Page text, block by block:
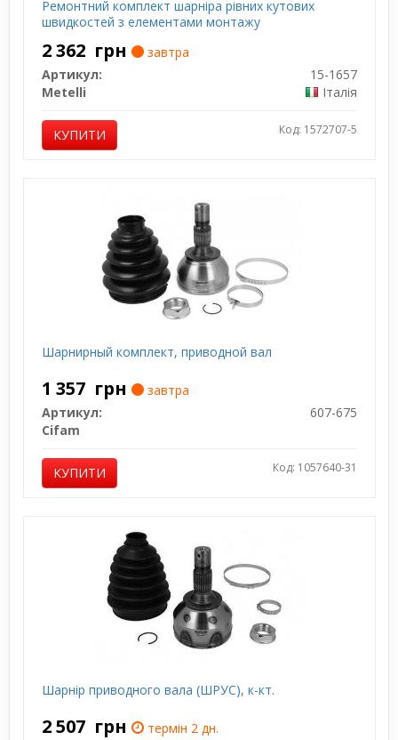
Ремонтний комплект шарніра рівних кутових
швидкостей з елементами монтажу
2 362 грн
завтра
Артикул:
15-1657
Metelli
Італія
КУПИТИ Код: 1572707-5
Шарнирный комплект, приводной вал
1 357 грн
завтра
Артикул:
607-675
Cifam
КУПИТИ Код: 1057640-31
Шарнір приводного вала (ШРУС), к-кт.
2 507 грн
термін 2 дн.